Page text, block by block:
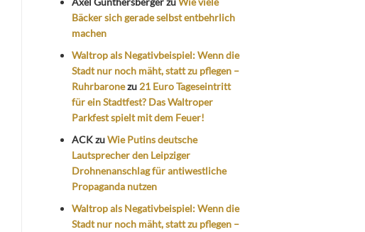
Bäcker sich gerade selbst entbehrlich
machen
Waltrop als Negativbeispiel: Wenn die
Stadt nur noch mäht, statt zu pflegen –
Ruhrbaronezu 21 Euro Tageseintritt
für ein Stadtfest? Das Waltroper
Parkfest spielt mit dem Feuer!
ACKzuWie Putins deutsche
Lautsprecher den Leipziger
Drohnenanschlag für antiwestliche
Propaganda nutzen
Waltrop als Negativbeispiel: Wenn die
Stadt nur noch mäht, statt zu pflegen –